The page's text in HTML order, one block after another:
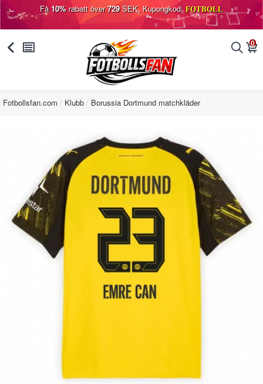
Få10%rabatt över729SEK, Kupongkod: FOTBOLL
󰅯 󰂩 󰂨 0
󰃦
Fotbollsfan.com Klubb Borussia Dortmund matchkläder